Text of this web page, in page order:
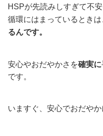
HSPが先読みしすぎて不安
循環にはまっているときは
るんです。
安心やおだやかさを確実に
です。
いますぐ、安心でおだやか